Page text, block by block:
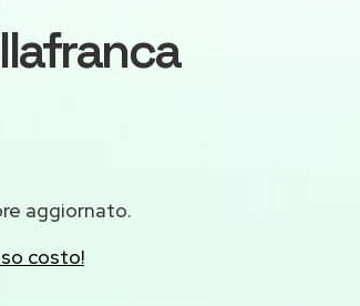
aggiornato.
costo!